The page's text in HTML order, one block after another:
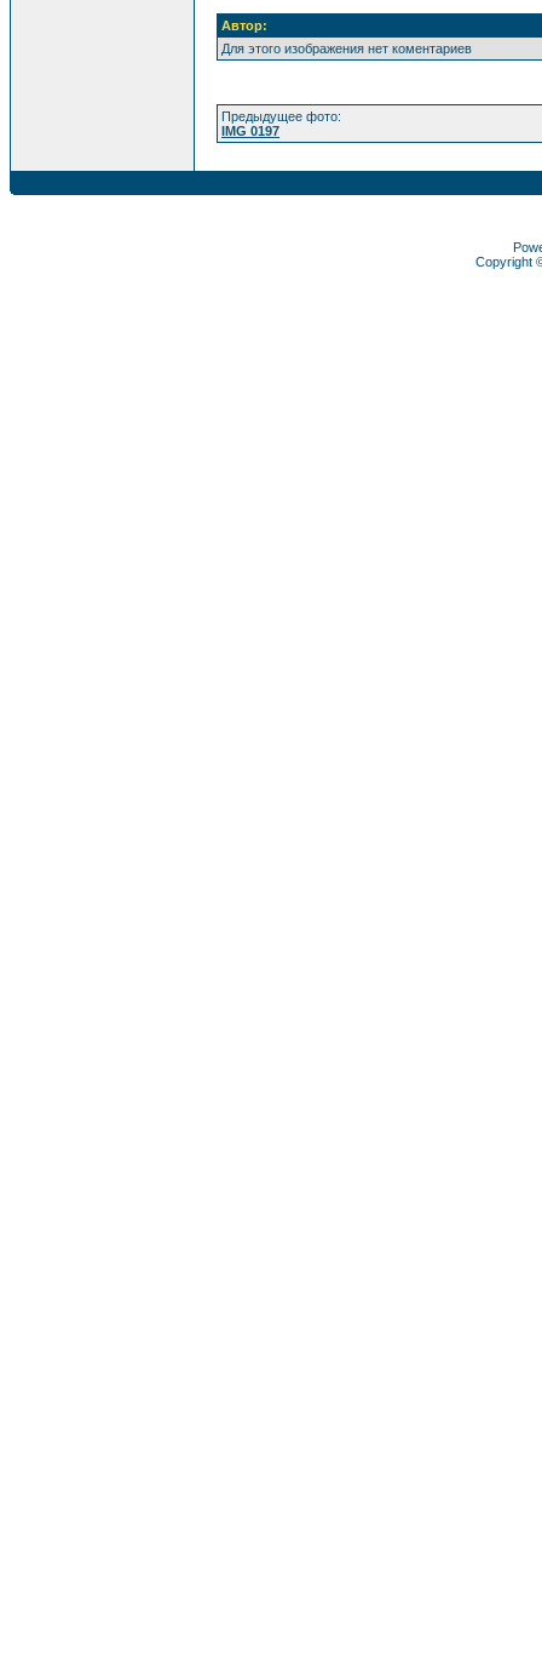
Автор:
Для этого изображения нет коментариев
Предыдущее фото:
IMG 0197
Copyright